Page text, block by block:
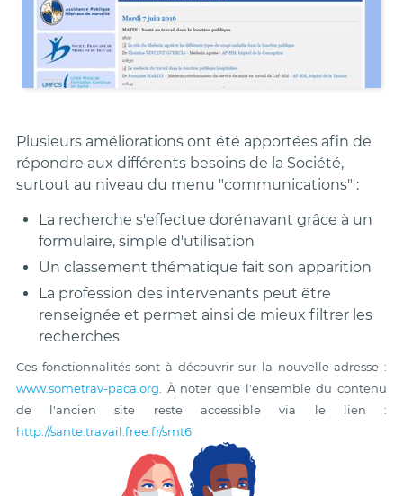
Plusieurs améliorations ont été apportées afin de
répondre aux différents besoins de la Société,
surtout au niveau du menu "communications" :
La recherche s'effectue dorénavant grâce à un
formulaire, simple d'utilisation
Un classement thématique fait son apparition
La profession des intervenants peut être
renseignée et permet ainsi de mieux filtrer les
recherches
Ces fonctionnalités sont à découvrir sur la nouvelle adresse :
www.sometrav-paca.org . À noter que l'ensemble du contenu
de l'ancien site reste accessible via le lien :
http://sante.travail.free.fr/smt6